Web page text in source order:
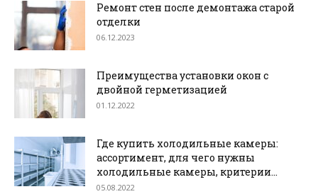
Ремонт стен после демонтажа старой
отделки
06.12.2023
Преимущества установки окон с
двойной герметизацией
01.12.2022
Где купить холодильные камеры:
ассортимент, для чего нужны
холодильные камеры, критерии...
05.08.2022